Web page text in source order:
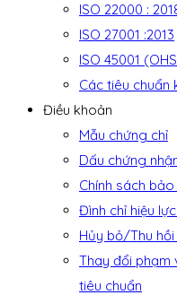
ISO 22000 :
ISO 27001 :2013
ISO 45001
Các tiêu chuẩn
Điều khoản
Mẫu chứng chỉ
Dấu chứng
Chính sách
Đình chỉ hiệu
Hủy bỏ/Thu
Thay đổi phạm
tiêu chuẩn